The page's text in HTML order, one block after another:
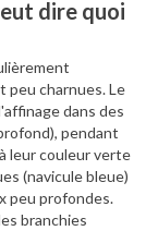
dire quoi
peu charnues. Le
dans des
pendant
leur couleur verte
(navicule bleue)
peu profondes.
branchies